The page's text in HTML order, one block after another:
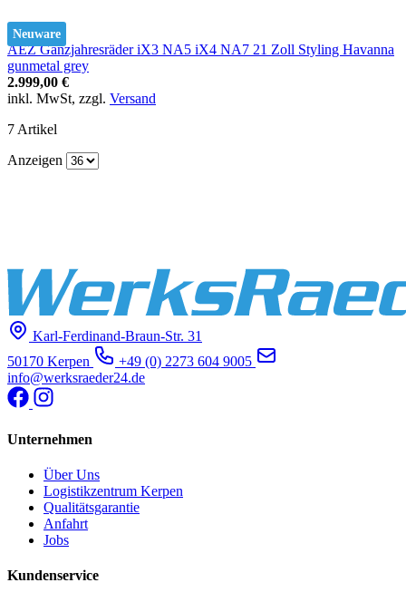
Neuware
AEZ Ganzjahresräder iX3 NA5 iX4 NA7 21 Zoll Styling Havanna
gunmetal grey
2.999,00 €
inkl. MwSt, zzgl. Versand
7 Artikel
Anzeigen
Karl-Ferdinand-Braun-Str. 31
50170 Kerpen
+49 (0) 2273 604 9005
info@werksraeder24.de
Unternehmen
Über Uns
Logistikzentrum Kerpen
Qualitätsgarantie
Anfahrt
Jobs
Kundenservice